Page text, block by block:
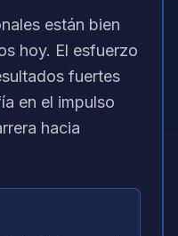
están bien
hoy. El esfuerzo
fuertes
en el impulso
hacia